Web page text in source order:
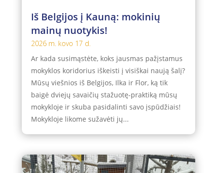
Iš Belgijos į Kauną: mokinių
mainų nuotykis!
2026 m. kovo 17 d.
Ar kada susimąstėte, koks jausmas pažįstamus
mokyklos koridorius iškeisti į visiškai naują šalį?
Mūsų viešnios iš Belgijos, Ilka ir Flor, ką tik
baigė dviejų savaičių stažuotę-praktiką mūsų
mokykloje ir skuba pasidalinti savo įspūdžiais!
Mokykloje likome sužavėti jų...